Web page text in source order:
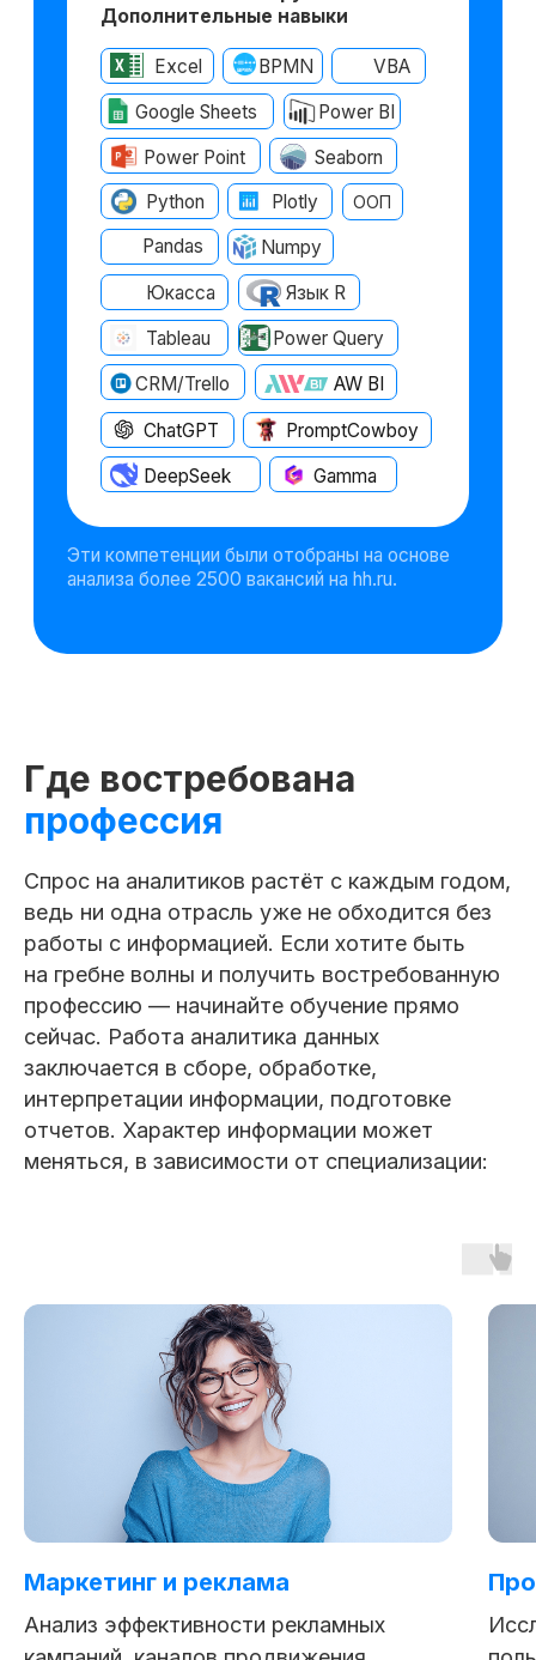
Где востребована
профессия
Спрос на аналитиков растёт с каждым годом,
ведь ни одна отрасль уже не обходится без
работы с информацией. Если хотите быть
на гребне волны и получить востребованную
профессию — начинайте обучение прямо
сейчас. Работа аналитика данных
заключается в сборе, обработке,
интерпретации информации, подготовке
отчетов. Характер информации может
меняться, в зависимости от специализации:
Маркетинг и реклама
Анализ эффективности рекламных
Попробовать 48 часов бесплатно
Практические задания
Стили написания кода на Python,
формирование SQL-запросов к базе
постепенно будем усложнять задачи
для закрепления навыков.